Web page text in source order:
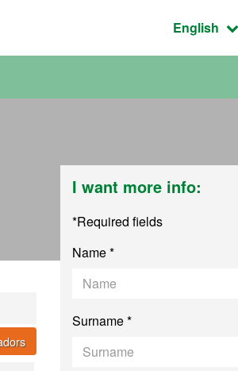
Active
English
I want more info:
*Required fields
Name *
Surname *